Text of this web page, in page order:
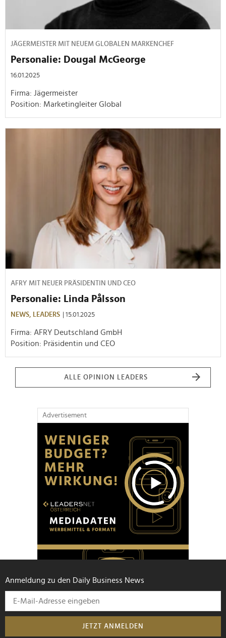
JÄGERMEISTER MIT NEUEM GLOBALEN MARKENCHEF
Personalie: Dougal McGeorge
16.01.2025
Firma: Jägermeister
Position: Marketingleiter Global
AFRY MIT NEUER PRÄSIDENTIN UND CEO
Personalie: Linda Pålsson
NEWS, LEADERS | 15.01.2025
Firma: AFRY Deutschland GmbH
Position: Präsidentin und CEO
ALLE OPINION LEADERS
Advertisement
Anmeldung zu den Daily Business News
JETZT ANMELDEN